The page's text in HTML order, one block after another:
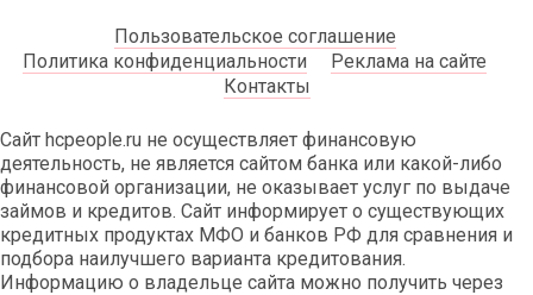
Пользовательское соглашение
Политика конфиденциальности
Реклама на сайте
Контакты
Сайт hcpeople.ru не осуществляет финансовую
деятельность, не является сайтом банка или какой-либо
финансовой организации, не оказывает услуг по выдаче
займов и кредитов. Сайт информирует о существующих
кредитных продуктах МФО и банков РФ для сравнения и
подбора наилучшего варианта кредитования.
Информацию о владельце сайта можно получить через